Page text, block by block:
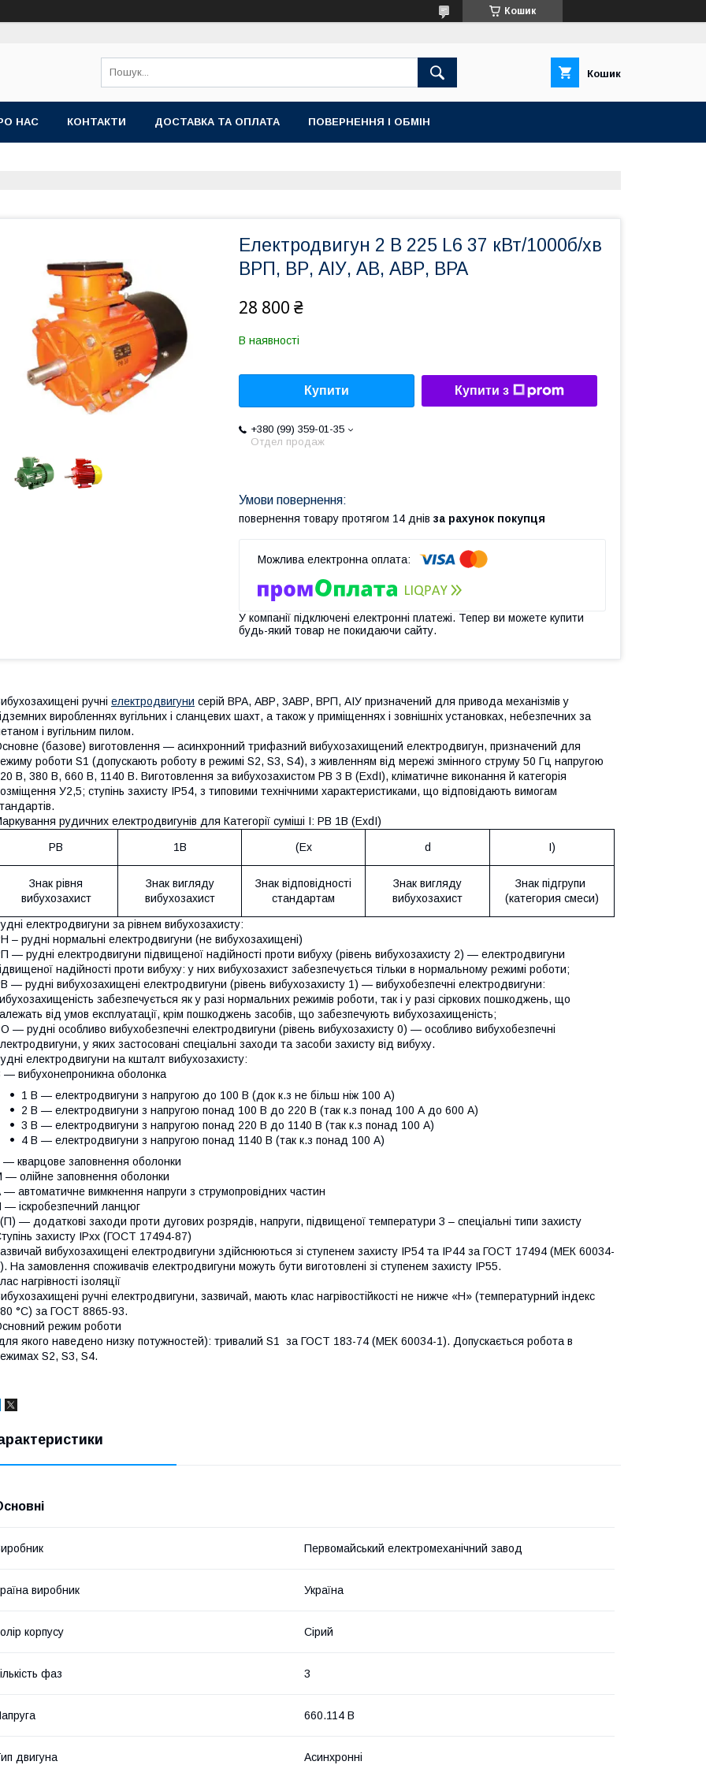
Кошик
Кошик
НАС КОНТАКТИ ДОСТАВКА ТА ОПЛАТА ПОВЕРНЕННЯ І ОБМІН
Електродвигун 2 В 225 L6 37 кВт/1000б/хв
ВРП, ВР, АІУ, АВ, АВР, ВРА
28 800 ₴
В наявності
Купити Купити з
+380 (99) 359-01-35
Отдел продаж
повернення товару протягом 14 днів за рахунок покупця
У компанії підключені електронні платежі. Тепер ви можете купити
будь-який товар не покидаючи сайту.
ручні електродвигуни серій ВРА, АВР, 3АВР, ВРП, АІУ призначений для привода механізмів у
виробленнях вугільних і сланцевих шахт, а також у приміщеннях і зовнішніх установках, небезпечних за
і вугільним пилом.
(базове) виготовлення — асинхронний трифазний вибухозахищений електродвигун, призначений для
роботи S1 (допускають роботу в режимі S2, S3, S4), з живленням від мережі змінного струму 50 Гц напругою
В, 380 В, 660 В, 1140 В. Виготовлення за вибухозахистом РВ 3 В (ExdI), кліматичне виконання й категорія
У2,5; ступінь захисту IP54, з типовими технічними характеристиками, що відповідають вимогам
рудичних електродвигунів для Категорії суміші I: РВ 1В (ExdI)
PB 1B (Ex d I)
Знак рівня
вибухозахист
Знак вигляду
вибухозахист
Знак відповідності
стандартам
Знак вигляду
вибухозахист
Знак підгрупи
(категория смеси)
електродвигуни за рівнем вибухозахисту:
– рудні нормальні електродвигуни (не вибухозахищені)
— рудні електродвигуни підвищеної надійності проти вибуху (рівень вибухозахисту 2) — електродвигуни
надійності проти вибуху: у них вибухозахист забезпечується тільки в нормальному режимі роботи;
— рудні вибухозахищені електродвигуни (рівень вибухозахисту 1) — вибухобезпечні електродвигуни:
забезпечується як у разі нормальних режимів роботи, так і у разі сіркових пошкоджень, що
від умов експлуатації, крім пошкоджень засобів, що забезпечують вибухозахищеність;
— рудні особливо вибухобезпечні електродвигуни (рівень вибухозахисту 0) — особливо вибухобезпечні
у яких застосовані спеціальні заходи та засоби захисту від вибуху.
електродвигуни на кшталт вибухозахисту:
— вибухонепроникна оболонка
1 В — електродвигуни з напругою до 100 В (док к.з не більш ніж 100 А)
2 В — електродвигуни з напругою понад 100 В до 220 В (так к.з понад 100 А до 600 А)
3 В — електродвигуни з напругою понад 220 В до 1140 В (так к.з понад 100 А)
4 В — електродвигуни з напругою понад 1140 В (так к.з понад 100 А)
— кварцове заповнення оболонки
— олійне заповнення оболонки
— автоматичне вимкнення напруги з струмопровідних частин
— іскробезпечний ланцюг
— додаткові заходи проти дугових розрядів, напруги, підвищеної температури З – спеціальні типи захисту
захисту IPxx (ГОСТ 17494-87)
вибухозахищені електродвигуни здійснюються зі ступенем захисту IP54 та IР44 за ГОСТ 17494 (МЕК 60034-
На замовлення споживачів електродвигуни можуть бути виготовлені зі ступенем захисту IP55.
нагрівності ізоляції
ручні електродвигуни, зазвичай, мають клас нагрівостійкості не нижче «H» (температурний індекс
°C) за ГОСТ 8865-93.
режим роботи
якого наведено низку потужностей): тривалий S1 за ГОСТ 183-74 (МЕК 60034-1). Допускається робота в
S2, S3, S4.
Первомайський електромеханічний завод
виробник Україна
корпусу Сірий
фаз 3
660.114 В
двигуна Асинхронні